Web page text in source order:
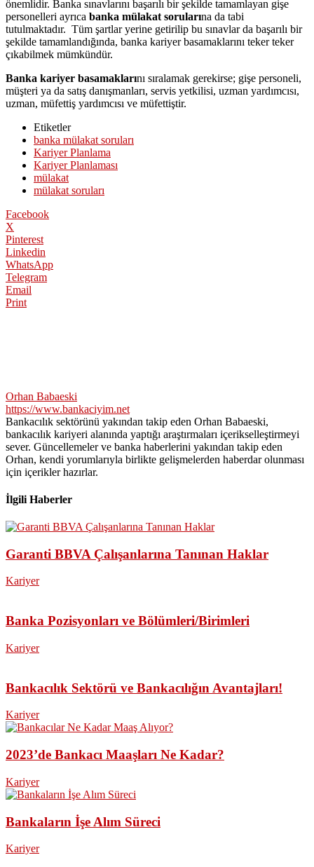
önemlidir. Banka sınavlarını başarılı bir şekilde tamamlayan gişe
personelleri ayrıca banka mülakat sorularına da tabi
tutulmaktadır. Tüm şartlar yerine getirilip bu sınavlar da başarılı bir
şekilde tamamlandığında, banka kariyer basamaklarını teker teker
çıkabilmek mümkündür.
Banka kariyer basamaklarını sıralamak gerekirse; gişe personeli,
müşteri ya da satış danışmanları, servis yetkilisi, uzman yardımcısı,
uzman, müfettiş yardımcısı ve müfettiştir.
Etiketler
banka mülakat soruları
Kariyer Planlama
Kariyer Planlaması
mülakat
mülakat soruları
Facebook
X
Pinterest
Linkedin
WhatsApp
Telegram
Email
Print
Orhan Babaeski
https://www.bankaciyim.net
Bankacılık sektörünü yakından takip eden Orhan Babaeski,
bankacılık kariyeri alanında yaptığı araştırmaları içerikselleştirmeyi
sever. Güncellemeler ve banka haberlerini yakından takip eden
Orhan, kendi yorumlarıyla birlikte gelişmelerden haberdar olunması
için içerikler hazırlar.
İlgili Haberler
Garanti BBVA Çalışanlarına Tanınan Haklar
Kariyer
Banka Pozisyonları ve Bölümleri/Birimleri
Kariyer
Bankacılık Sektörü ve Bankacılığın Avantajları!
Kariyer
2023’de Bankacı Maaşları Ne Kadar?
Kariyer
Bankaların İşe Alım Süreci
Kariyer